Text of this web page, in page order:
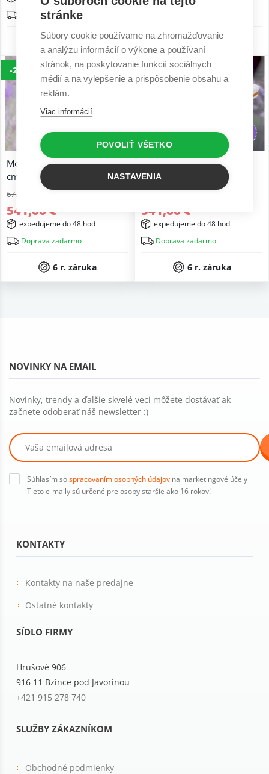
Doprava zadarmo
6 r. záruka 6 r. záruka
-20%
Medový matrac taštičkový 26
cm
677,07 €
541,66 €
expedujeme do 48 hod
Doprava zadarmo
6 r. záruka
-20%
Medový matrac penový 26
cm
541,66 €
expedujeme do 48 hod
Doprava zadarmo
6 r. záruka
KONTAKTY
Kontakty na naše predajne
Ostatné kontakty
SÍDLO FIRMY
Hrušové 906
916 11 Bzince pod Javorinou
+421 915 278 740
SLUŽBY ZÁKAZNÍKOM
Obchodné podmienky
NOVINKY NA EMAIL
Novinky, trendy a ďalšie skvelé veci môžete dostávať ak
začnete odoberať náš newsletter :)
Súhlasím sospracovaním osobných údajov na marketingové účely
Tieto e-maily sú určené pre osoby staršie ako 16 rokov!
stránke
Súbory cookie používame na zhromažďovanie
a analýzu informácií o výkone a používaní
stránok, na poskytovanie funkcií sociálnych
médií a na vylepšenie a prispôsobenie obsahu a
reklám.
Viac informácií
POVOLIŤ VŠETKO
NASTAVENIA